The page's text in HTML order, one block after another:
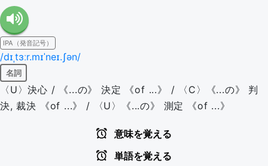
IPA（発音記号）
/dɪˌtɜːr.mɪˈneɪ.ʃən/
名詞
〈U〉決心 / 《...の》 決定 《of ...》 / 〈C〉《...の》 判
決, 裁決 《of ...》 / 〈U〉《...の》 測定 《of ...》
意味を覚える
単語を覚える